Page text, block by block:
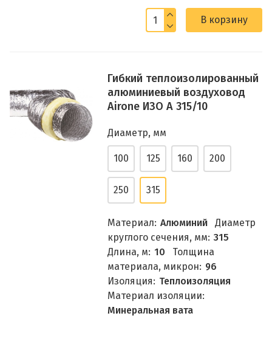
В корзину
Гибкий теплоизолированный
алюминиевый воздуховод
Airone ИЗО А 315/10
Диаметр, мм
100 125 160 200
250 315
Материал: Алюминий
Диаметр
круглого сечения, мм: 315
Длина, м: 10
Толщина
материала, микрон: 96
Изоляция: Теплоизоляция
Материал изоляции:
Минеральная вата